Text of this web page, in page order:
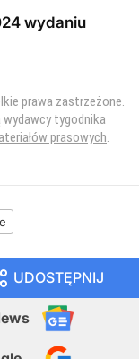
wydaniu
prawa zastrzeżone.
tygodnika
prasowych.
UDOSTĘPNIJ